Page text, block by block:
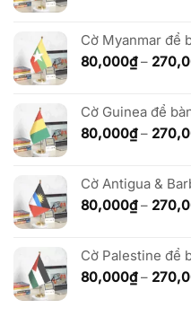
Cờ Myanmar để
80,000₫ –
Cờ Guinea để
80,000₫ –
Cờ Antigua &
80,000₫ –
Cờ Palestine để
80,000₫ –